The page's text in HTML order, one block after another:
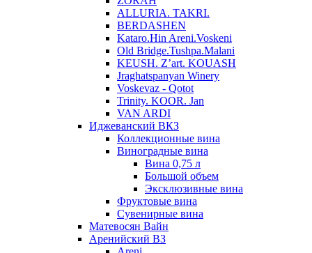
ALLURIA. TAKRI.
BERDASHEN
Kataro.Hin Areni.Voskeni
Old Bridge.Tushpa.Malani
KEUSH. Z’art. KOUASH
Jraghatspanyan Winery
Voskevaz - Qotot
Trinity. KOOR. Jan
VAN ARDI
Иджеванский ВКЗ
Коллекционные вина
Виноградные вина
Вина 0,75 л
Большой объем
Эксклюзивные вина
Фруктовые вина
Cувенирные вина
Матевосян Вайн
Аренийский ВЗ